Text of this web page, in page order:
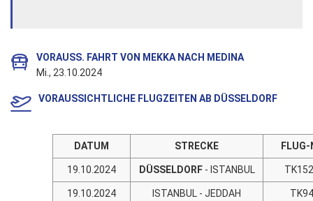
VORAUSS. FAHRT VON MEKKA NACH MEDINA
Mi., 23.10.2024
VORAUSSICHTLICHE FLUGZEITEN AB DÜSSELDORF
DATUM STRECKE FLUG-
19.10.2024 DÜSSELDORF - ISTANBUL
19.10.2024 ISTANBUL - JEDDAH TK94